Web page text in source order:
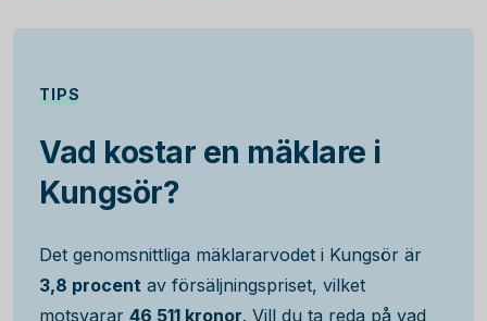
TIPS
Vad kostar en mäklare i
Kungsör?
Det genomsnittliga mäklararvodet i Kungsör är
3,8 procent av försäljningspriset, vilket
motsvarar 46 511 kronor. Vill du ta reda på vad